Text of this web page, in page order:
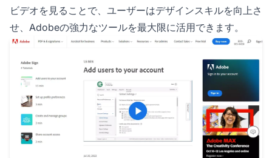
ビデオを見ることで、ユーザーはデザインスキルを向上さ
せ、Adobeの強力なツールを最大限に活用できます。